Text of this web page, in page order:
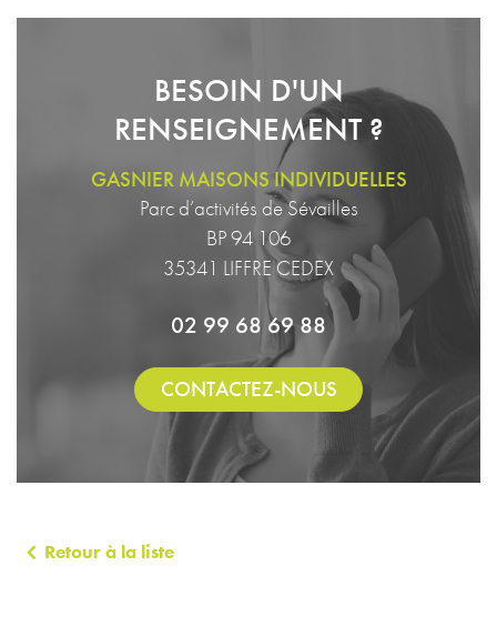
BESOIN D'UN
RENSEIGNEMENT ?
GASNIER MAISONS INDIVIDUELLES
Parc d’activités de Sévailles
BP 94 106
35341 LIFFRE CEDEX
02 99 68 69 88
CONTACTEZ-NOUS
Retour à la liste